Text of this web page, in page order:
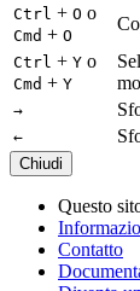
Ctrl + O o
Cmd + O
Ctrl + Y o
Cmd + Y
→
←
Chiudi
Questo
Contatto